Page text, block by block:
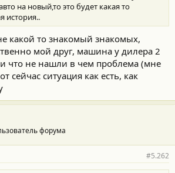
на новый,то это будет какая то
история..
какой то знакомый знакомых,
мой друг, машина у дилера 2
что не нашли в чем проблема (мне
сейчас ситуация как есть, как
форума
#5.262